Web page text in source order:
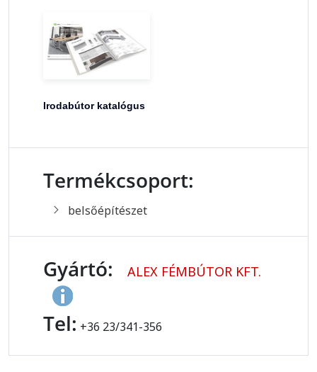
Irodabútor katalógus
Termékcsoport:
belsőépítészet
Gyártó: ALEX FÉMBÚTOR KFT.
Tel: +36 23/341-356